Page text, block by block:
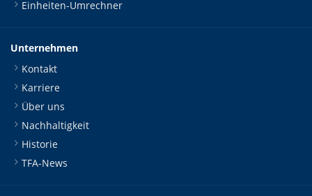
Einheiten-Umrechner
Unternehmen
Kontakt
Karriere
Über uns
Nachhaltigkeit
Historie
TFA-News